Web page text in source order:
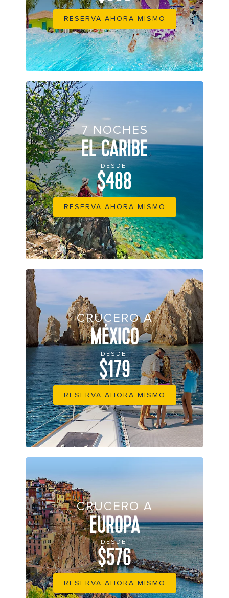
RESERVA AHORA MISMO
7 NOCHES
EL CARIBE
DESDE
$488
RESERVA AHORA MISMO
CRUCERO A
MÉXICO
DESDE
$179
RESERVA AHORA MISMO
CRUCERO A
EUROPA
DESDE
$576
RESERVA AHORA MISMO